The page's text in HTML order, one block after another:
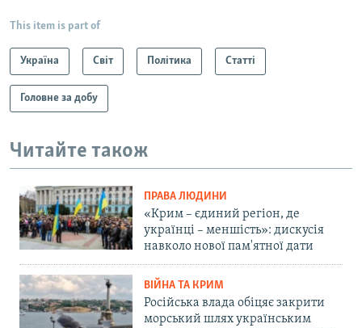
This item is part of
Україна Світ Політика Статті
Головне за добу
Читайте також
ПРАВА ЛЮДИНИ
«Крим – єдиний регіон, де
українці – меншість»: дискусія
навколо нової пам'ятної дати
ВІЙНА ТА КРИМ
Російська влада обіцяє закрити
морський шлях українським